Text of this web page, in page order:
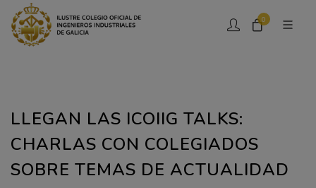
0
LLEGAN LAS ICOIIG TALKS:
CHARLAS CON COLEGIADOS
SOBRE TEMAS DE ACTUALIDAD